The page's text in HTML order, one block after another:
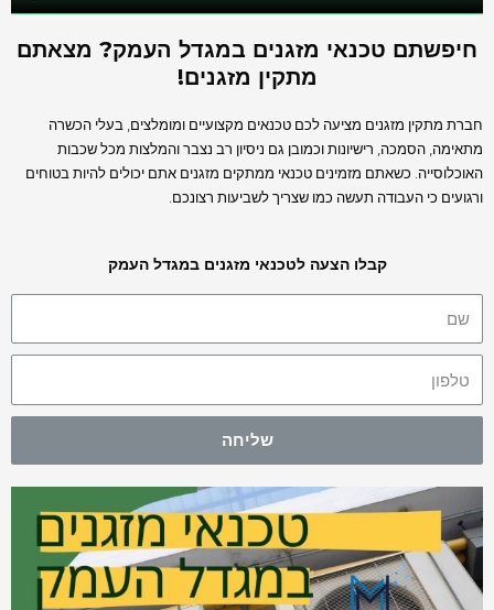
חיפשתם טכנאי מזגנים במגדל העמק? מצאתם
מתקין מזגנים!
חברת מתקין מזגנים מציעה לכם טכנאים מקצועיים ומומלצים, בעלי הכשרה
מתאימה, הסמכה, רישיונות וכמובן גם ניסיון רב נצבר והמלצות מכל שכבות
האוכלוסייה. כשאתם מזמינים טכנאי ממתקים מזגנים אתם יכולים להיות בטוחים
ורגועים כי העבודה תעשה כמו שצריך לשביעות רצונכם.
קבלו הצעה לטכנאי מזגנים במגדל העמק
שליחה